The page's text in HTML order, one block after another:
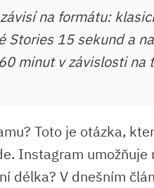
na formátu:
15 sekund a
minut v závislosti na
Toto je otázka,
Instagram umožňuje
délka? V dnešním